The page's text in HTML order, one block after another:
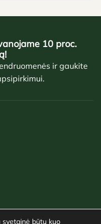
10 proc.
ir gaukite
svetainė būtų kuo